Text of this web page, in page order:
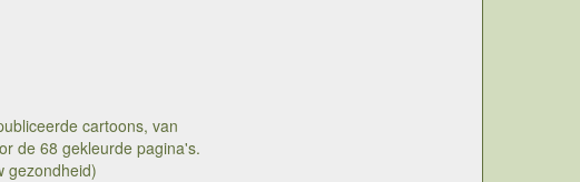
cartoons, van
de 68 gekleurde pagina's.
gezondheid)